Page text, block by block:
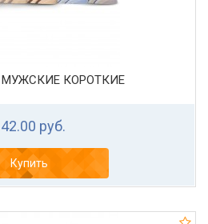
МУЖСКИЕ КОРОТКИЕ
руб.
Купить